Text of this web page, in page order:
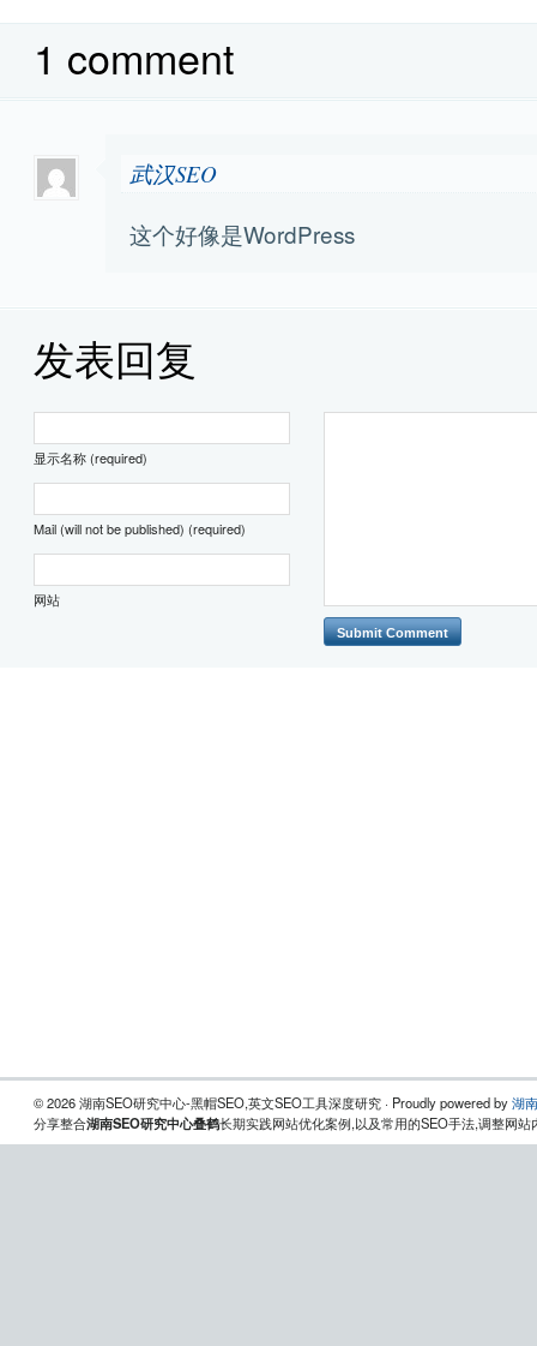
1 comment
武汉SEO
这个好像是WordPress
发表回复
显示名称 (required)
Mail (will not be published) (required)
网站
© 2026 湖南SEO研究中心-黑帽SEO,英文SEO工具深度研究 · Proudly powered by湖
分享整合湖南SEO研究中心叠鹤长期实践网站优化案例,以及常用的SEO手法,调整网